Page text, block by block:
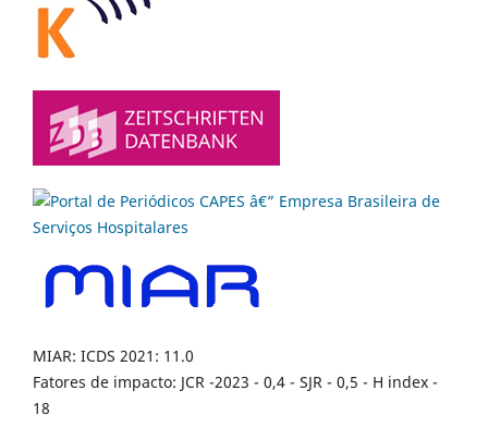
MIAR: ICDS 2021: 11.0
Fatores de impacto: JCR -2023 - 0,4 - SJR - 0,5 - H index -
18